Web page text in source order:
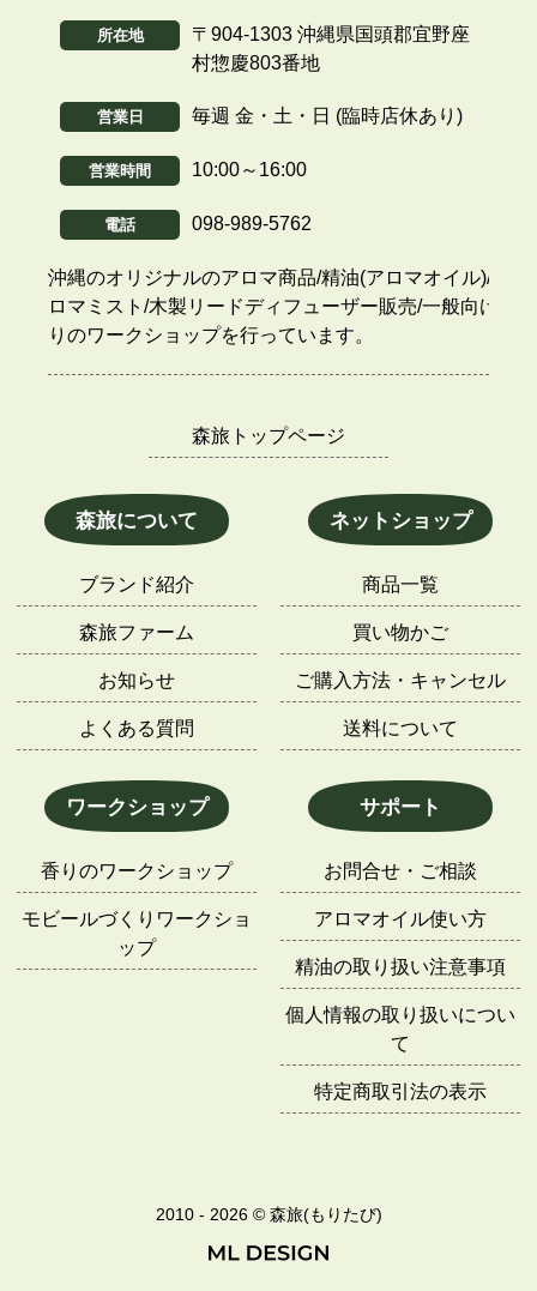
所在地
〒904-1303 沖縄県国頭郡宜野座
村惣慶803番地
営業日 毎週 金・土・日 (臨時店休あり)
営業時間 10:00～16:00
電話 098-989-5762
沖縄のオリジナルのアロマ商品/精油(アロマオイル)/ア
ロマミスト/木製リードディフューザー販売/一般向け香
りのワークショップを行っています。
森旅トップページ
森旅について
ブランド紹介
森旅ファーム
お知らせ
よくある質問
ネットショップ
商品一覧
買い物かご
ご購入方法・キャンセル
送料について
ワークショップ
香りのワークショップ
モビールづくりワークショ
ップ
サポート
お問合せ・ご相談
アロマオイル使い方
精油の取り扱い注意事項
個人情報の取り扱いについ
て
特定商取引法の表示
2010 - 2026 © 森旅(もりたび)